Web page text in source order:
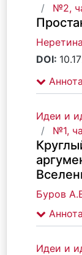
№2,
DOI:
Идеи и
№1,
Буров
Идеи и